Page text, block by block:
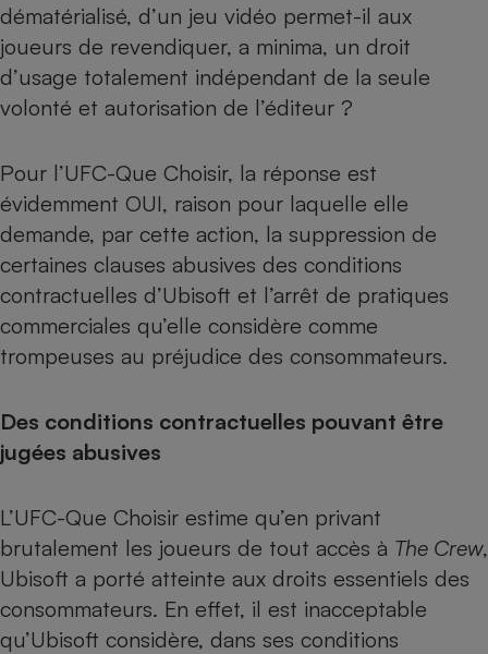
dématérialisé, d’un jeu vidéo permet-il aux
joueurs de revendiquer, a minima, un droit
d’usage totalement indépendant de la seule
volonté et autorisation de l’éditeur ?
Pour l’UFC-Que Choisir, la réponse est
évidemment OUI, raison pour laquelle elle
demande, par cette action, la suppression de
certaines clauses abusives des conditions
contractuelles d’Ubisoft et l’arrêt de pratiques
commerciales qu’elle considère comme
trompeuses au préjudice des consommateurs.
Des conditions contractuelles pouvant être
jugées abusives
L’UFC-Que Choisir estime qu’en privant
brutalement les joueurs de tout accès à The Crew,
Ubisoft a porté atteinte aux droits essentiels des
consommateurs. En effet, il est inacceptable
qu’Ubisoft considère, dans ses conditions
Plaque de cuisson à
induction
Climatiseur -
Téléphone mobile -
Smartphone
Radiateur électrique
Climatiseur -
Ventilateur